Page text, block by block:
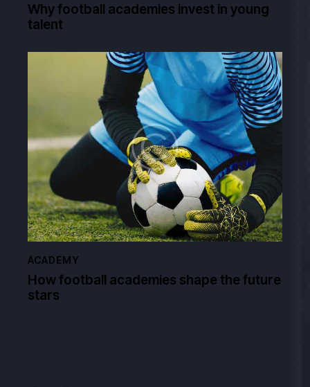
Why football academies invest in young
talent
ACADEMY
How football academies shape the future
stars